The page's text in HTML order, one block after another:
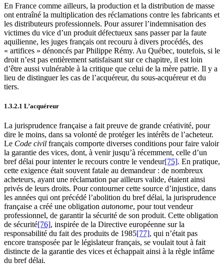
En France comme ailleurs, la production et la distribution de masse
ont entraîné la multiplication des réclamations contre les fabricants et
les distributeurs professionnels. Pour assurer l’indemnisation des
victimes du vice d’un produit défectueux sans passer par la faute
aquilienne, les juges français ont recouru à divers procédés, des
« artifices » dénoncés par Philippe Rémy. Au Québec, toutefois, si le
droit n’est pas entièrement satisfaisant sur ce chapitre, il est loin
d’être aussi vulnérable à la critique que celui de la mère patrie. Il y a
lieu de distinguer les cas de l’acquéreur, du sous-acquéreur et du
tiers.
1.3.2.1 L’acquéreur
La jurisprudence française a fait preuve de grande créativité, pour
dire le moins, dans sa volonté de protéger les intérêts de l’acheteur.
Le Code civil français comporte diverses conditions pour faire valoir
la garantie des vices, dont, à venir jusqu’à récemment, celle d’un
bref délai pour intenter le recours contre le vendeur[75]. En pratique,
cette exigence était souvent fatale au demandeur : de nombreux
acheteurs, ayant une réclamation par ailleurs valide, étaient ainsi
privés de leurs droits. Pour contourner cette source d’injustice, dans
les années qui ont précédé l’abolition du bref délai, la jurisprudence
française a créé une obligation autonome, pour tout vendeur
professionnel, de garantir la sécurité de son produit. Cette obligation
de sécurité[76], inspirée de la Directive européenne sur la
responsabilité du fait des produits de 1985[77], qui n’était pas
encore transposée par le législateur français, se voulait tout à fait
distincte de la garantie des vices et échappait ainsi à la règle infâme
du bref délai.